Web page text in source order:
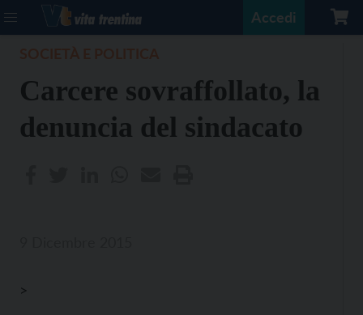
Accedi
Carcere sovraffollato, la
denuncia del sindacato
>